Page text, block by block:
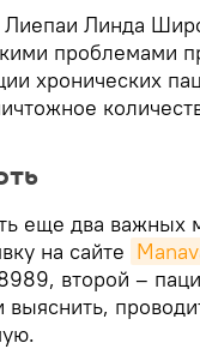
Линда
проблемами
хронических
еще два важных
на сайте
второй –